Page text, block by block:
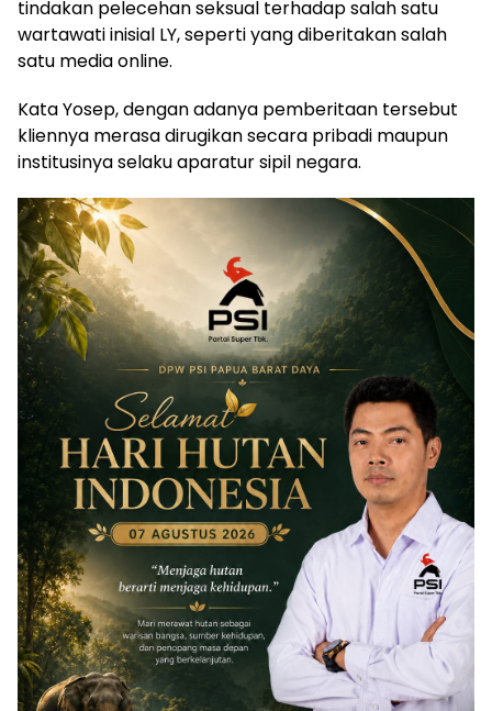
tindakan pelecehan seksual terhadap salah satu
wartawati inisial LY, seperti yang diberitakan salah
satu media online.
Kata Yosep, dengan adanya pemberitaan tersebut
kliennya merasa dirugikan secara pribadi maupun
institusinya selaku aparatur sipil negara.